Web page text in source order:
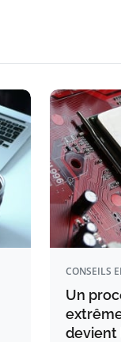
CONSEILS
Un
devient